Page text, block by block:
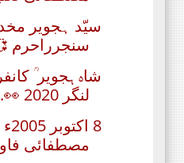
سیّد ہجویر
سنجرراحرم
شاہ ہجویر
لنگر 2020 👀...
8
مصطفائی